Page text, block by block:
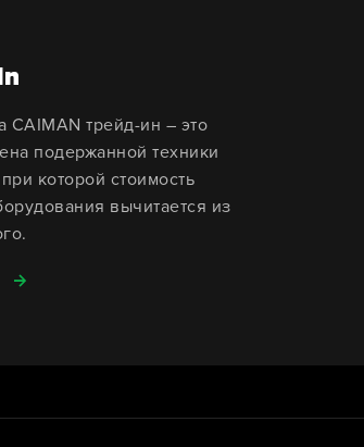
CAIMAN трейд-ин – это
подержанной техники
которой стоимость
вычитается из